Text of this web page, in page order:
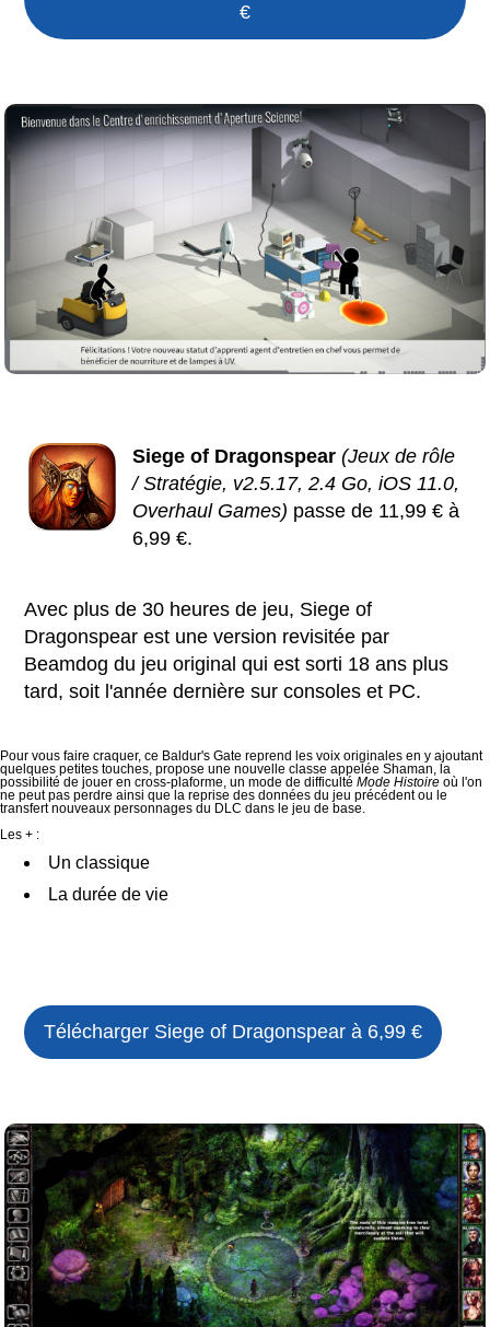
€
Siege of Dragonspear (Jeux de rôle
/ Stratégie, v2.5.17, 2.4 Go, iOS 11.0,
Overhaul Games) passe de 11,99 € à
6,99 €.
Avec plus de 30 heures de jeu, Siege of
Dragonspear est une version revisitée par
Beamdog du jeu original qui est sorti 18 ans plus
tard, soit l'année dernière sur consoles et PC.
Pour vous faire craquer, ce Baldur's Gate reprend les voix originales en y ajoutant
quelques petites touches, propose une nouvelle classe appelée Shaman, la
possibilité de jouer en cross-plaforme, un mode de difficulté Mode Histoire où l'on
ne peut pas perdre ainsi que la reprise des données du jeu précédent ou le
transfert nouveaux personnages du DLC dans le jeu de base.
Les + :
Un classique
La durée de vie
Télécharger Siege of Dragonspear à 6,99 €